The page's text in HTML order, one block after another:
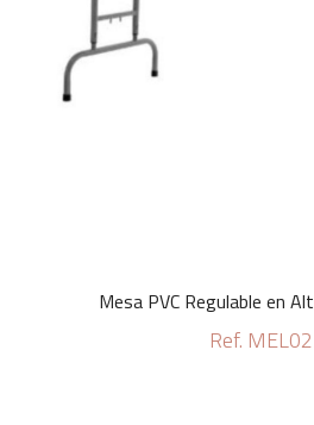
Mesa PVC Regulable en
Ref.